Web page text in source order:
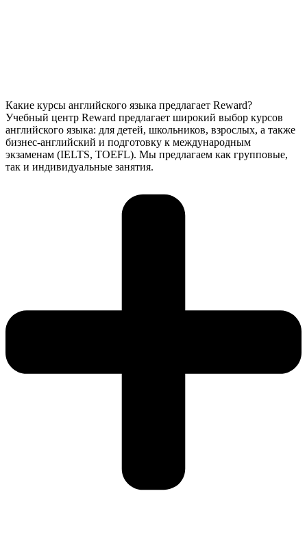
Какие курсы английского языка предлагает Reward?
Учебный центр Reward предлагает широкий выбор курсов
английского языка: для детей, школьников, взрослых, а также
бизнес-английский и подготовку к международным
экзаменам (IELTS, TOEFL). Мы предлагаем как групповые,
так и индивидуальные занятия.